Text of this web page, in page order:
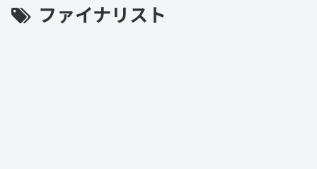
ファイナリスト